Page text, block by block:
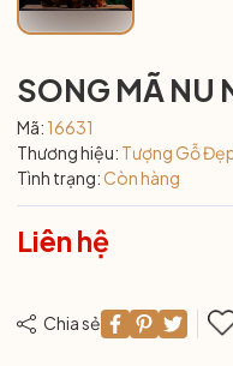
SONG MÃ NU
Mã: 16631
Thương hiệu: Tượng Gỗ
Tình trạng:Còn hàng
Liên hệ
Chia sẻ